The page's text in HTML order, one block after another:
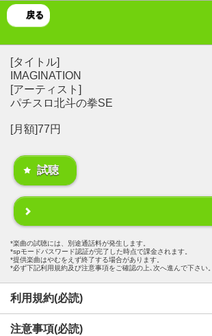
戻る
[タイトル]
IMAGINATION
[アーティスト]
パチスロ北斗の拳SE
[月額]77円
試聴
楽曲の試聴には、別途通話料が発生します。
spモードパスワード認証が完了した時点で課金されます。
提供楽曲はやむをえず終了する場合があります。
必ず下記利用規約及び注意事項をご確認の上､次へ進んで下さい。
利用規約(必読)
注意事項(必読)